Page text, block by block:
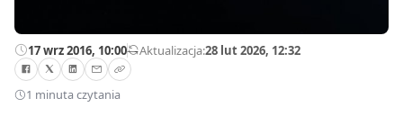
17 wrz 2016, 10:00—Aktualizacja:28 lut 2026, 12:32
1 minuta czytania